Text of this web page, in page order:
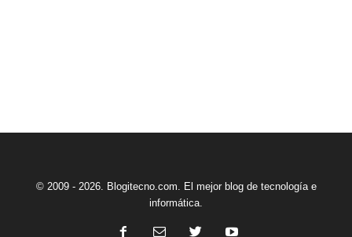
© 2009 - 2026. Blogitecno.com. El mejor blog de tecnología e
informática.